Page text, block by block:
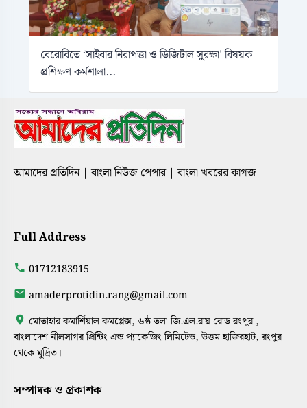
বেরোবিতে ‘সাইবার নিরাপত্তা ও ডিজিটাল সুরক্ষা’ বিষয়ক
প্রশিক্ষণ কর্মশালা...
আমাদের প্রতিদিন | বাংলা নিউজ পেপার | বাংলা খবরের কাগজ
Full Address
01712183915
amaderprotidin.rang@gmail.com
মোতাহার কমার্শিয়াল কমপ্লেক্স, ৬ষ্ঠ তলা জি.এল.রায় রোড রংপুর ,
বাংলাদেশ নীলসাগর প্রিন্টিং এন্ড প্যাকেজিং লিমিটেড, উত্তম হাজিরহাট, রংপুর
থেকে মুদ্রিত।
সম্পাদক ও প্রকাশক